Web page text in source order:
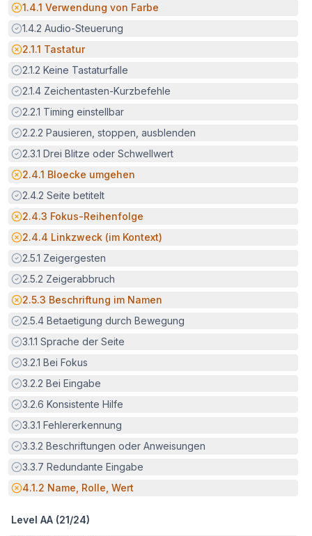
Potenzielle Barriere:
1.4.1 Verwendung von Farbe
Erfüllt:
1.4.2 Audio-Steuerung
Potenzielle Barriere:
2.1.1 Tastatur
Erfüllt:
2.1.2 Keine Tastaturfalle
Erfüllt:
2.1.4 Zeichentasten-Kurzbefehle
Erfüllt:
2.2.1 Timing einstellbar
Erfüllt:
2.2.2 Pausieren, stoppen, ausblenden
Erfüllt:
2.3.1 Drei Blitze oder Schwellwert
Potenzielle Barriere:
2.4.1 Bloecke umgehen
Erfüllt:
2.4.2 Seite betitelt
Potenzielle Barriere:
2.4.3 Fokus-Reihenfolge
Potenzielle Barriere:
2.4.4 Linkzweck (im Kontext)
Erfüllt:
2.5.1 Zeigergesten
Erfüllt:
2.5.2 Zeigerabbruch
Potenzielle Barriere:
2.5.3 Beschriftung im Namen
Erfüllt:
2.5.4 Betaetigung durch Bewegung
Erfüllt:
3.1.1 Sprache der Seite
Erfüllt:
3.2.1 Bei Fokus
Erfüllt:
3.2.2 Bei Eingabe
Erfüllt:
3.2.6 Konsistente Hilfe
Erfüllt:
3.3.1 Fehlererkennung
Erfüllt:
3.3.2 Beschriftungen oder Anweisungen
Erfüllt:
3.3.7 Redundante Eingabe
Potenzielle Barriere:
4.1.2 Name, Rolle, Wert
Level AA (21/24)